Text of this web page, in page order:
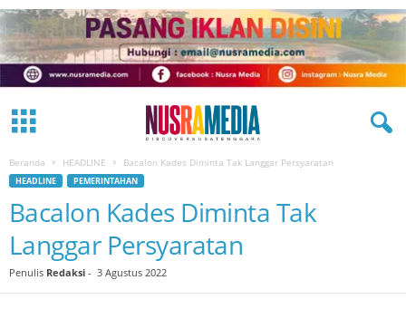
Beranda HEADLINE Bacalon Kades Diminta Tak Langgar Persyaratan
HEADLINE PEMERINTAHAN
Bacalon Kades Diminta Tak
Langgar Persyaratan
Penulis Redaksi - 3 Agustus 2022